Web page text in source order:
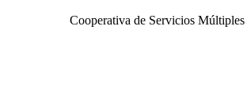
Cooperativa de Servicios